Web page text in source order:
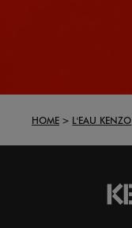
HOME L'EAU KENZO